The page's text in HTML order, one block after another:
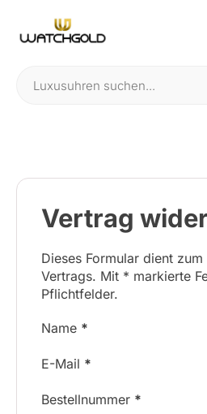
Vertrag
Dieses Formular dient
Vertrags. Mit * markierte
Pflichtfelder.
Name *
E-Mail *
Bestellnummer *